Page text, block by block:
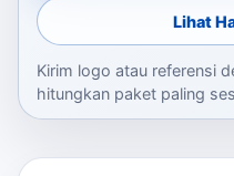
Lihat
Kirim logo atau referensi
hitungkan paket paling